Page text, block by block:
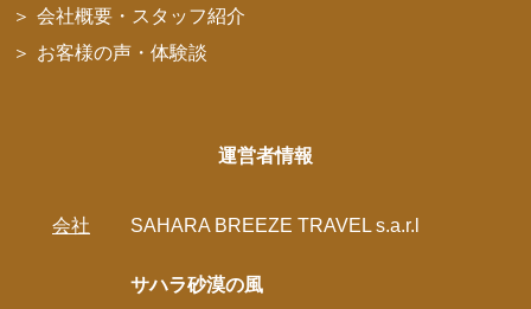
会社概要・スタッフ紹介
お客様の声・体験談
運営者情報
会社 SAHARA BREEZE TRAVEL s.a.r.l
サハラ砂漠の風